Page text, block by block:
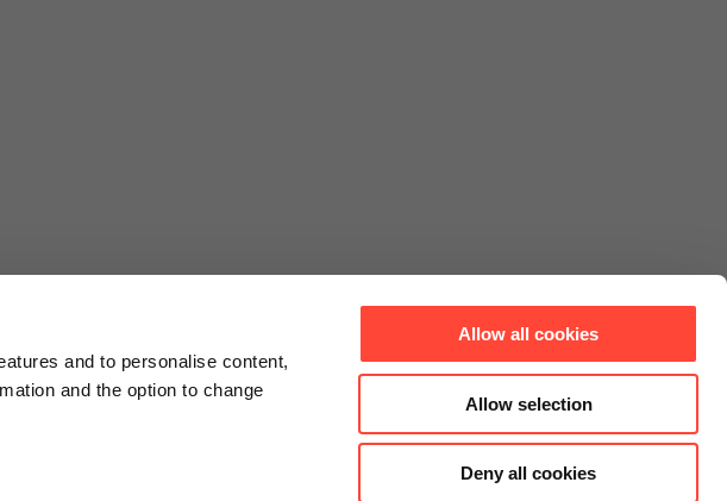
and to personalise content,
and the option to change
Allow all cookies
Allow selection
Deny all cookies